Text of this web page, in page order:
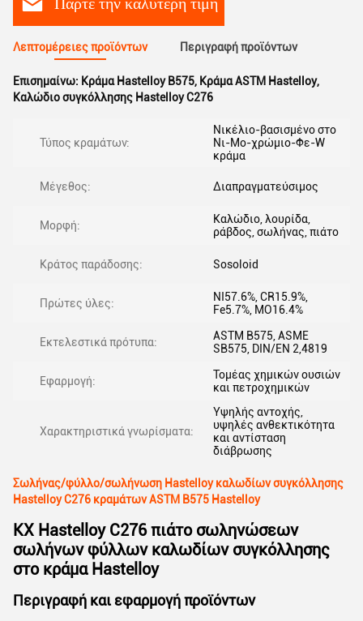
Λεπτομέρειες προϊόντων Περιγραφή προϊόντων
Επισημαίνω: Κράμα Hastelloy B575, Κράμα ASTM Hastelloy,
Καλώδιο συγκόλλησης Hastelloy C276
Τύπος κραμάτων:
Νικέλιο-βασισμένο στο
Νι-Mo-χρώμιο-Φε-W
κράμα
Μέγεθος: Διαπραγματεύσιμος
Μορφή:
Καλώδιο, λουρίδα,
ράβδος, σωλήνας, πιάτο
Κράτος παράδοσης: Sosoloid
Πρώτες ύλες:
NI57.6%, CR15.9%,
Fe5.7%, MO16.4%
Εκτελεστικά πρότυπα:
ASTM B575, ASME
SB575, DIN/EN 2,4819
Εφαρμογή:
Τομέας χημικών ουσιών
και πετροχημικών
Χαρακτηριστικά γνωρίσματα:
Υψηλής αντοχής,
υψηλές ανθεκτικότητα
και αντίσταση
διάβρωσης
Σωλήνας/φύλλο/σωλήνωση Hastelloy καλωδίων συγκόλλησης
Hastelloy C276 κραμάτων ASTM B575 Hastelloy
KX Hastelloy C276 πιάτο σωληνώσεων
σωλήνων φύλλων καλωδίων συγκόλλησης
στο κράμα Hastelloy
Περιγραφή και εφαρμογή προϊόντων